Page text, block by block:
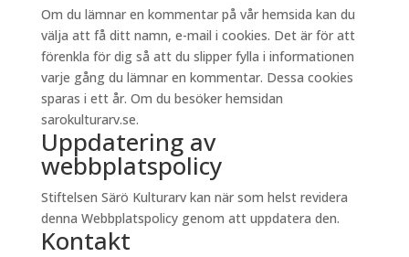
Om du lämnar en kommentar på vår hemsida kan du
välja att få ditt namn, e-mail i cookies. Det är för att
förenkla för dig så att du slipper fylla i informationen
varje gång du lämnar en kommentar. Dessa cookies
sparas i ett år. Om du besöker hemsidan
sarokulturarv.se.
Uppdatering av
webbplatspolicy
Stiftelsen Särö Kulturarv kan när som helst revidera
denna Webbplatspolicy genom att uppdatera den.
Kontakt